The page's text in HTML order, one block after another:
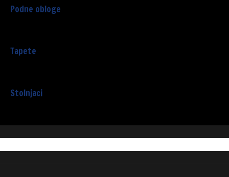
Podne obloge
Tapete
Stolnjaci